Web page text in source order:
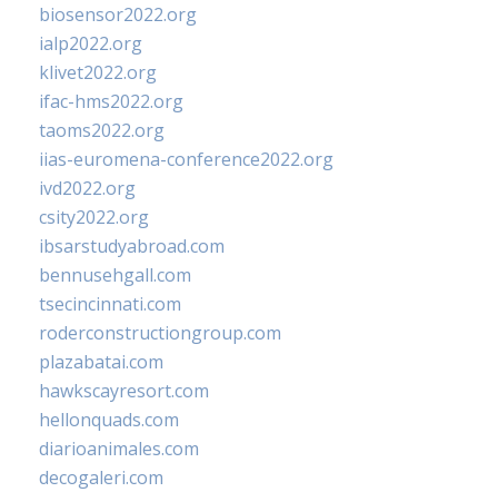
biosensor2022.org
ialp2022.org
klivet2022.org
ifac-hms2022.org
taoms2022.org
iias-euromena-conference2022.org
ivd2022.org
csity2022.org
ibsarstudyabroad.com
bennusehgall.com
tsecincinnati.com
roderconstructiongroup.com
plazabatai.com
hawkscayresort.com
hellonquads.com
diarioanimales.com
decogaleri.com